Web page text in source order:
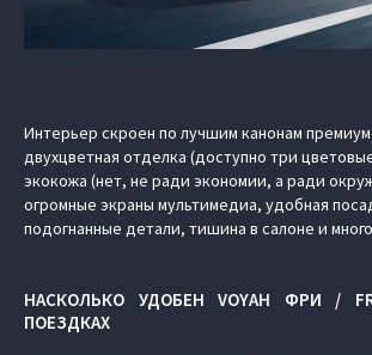
Интерьер скроен по лучшим канонам
двухцветная отделка (доступно три
экокожа (нет, не ради экономии, а ради
огромные экраны мультимедиа, удобная
подогнанные детали, тишина в салоне и
НАСКОЛЬКО УДОБЕН VOYAH ФРИ /
ПОЕЗДКАХ